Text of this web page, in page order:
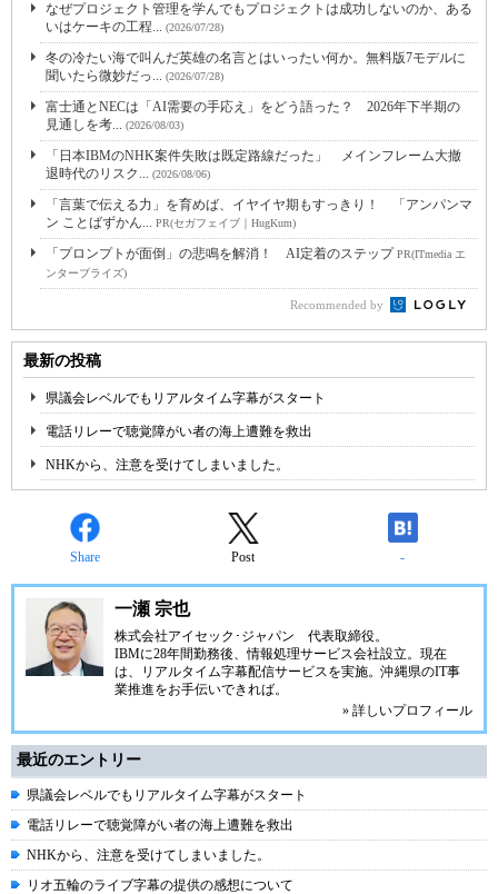
なぜプロジェクト管理を学んでもプロジェクトは成功しないのか、ある
いはケーキの工程... (2026/07/28)
冬の冷たい海で叫んだ英雄の名言とはいったい何か。無料版7モデルに
聞いたら微妙だっ... (2026/07/28)
富士通とNECは「AI需要の手応え」をどう語った？ 2026年下半期の
見通しを考... (2026/08/03)
「日本IBMのNHK案件失敗は既定路線だった」 メインフレーム大撤
退時代のリスク... (2026/08/06)
「言葉で伝える力」を育めば、イヤイヤ期もすっきり！ 「アンパンマ
ン ことばずかん... PR(セガフェイブ｜HugKum)
「プロンプトが面倒」の悲鳴を解消！ AI定着のステップPR(ITmedia エ
ンタープライズ)
Recommended by
最新の投稿
県議会レベルでもリアルタイム字幕がスタート
電話リレーで聴覚障がい者の海上遭難を救出
NHKから、注意を受けてしまいました。
Share Post -
一瀬 宗也
株式会社アイセック･ジャパン 代表取締役。
IBMに28年間勤務後、情報処理サービス会社設立。現在
は、リアルタイム字幕配信サービスを実施。沖縄県のIT事
業推進をお手伝いできれば。
» 詳しいプロフィール
最近のエントリー
県議会レベルでもリアルタイム字幕がスタート
電話リレーで聴覚障がい者の海上遭難を救出
NHKから、注意を受けてしまいました。
リオ五輪のライブ字幕の提供の感想について